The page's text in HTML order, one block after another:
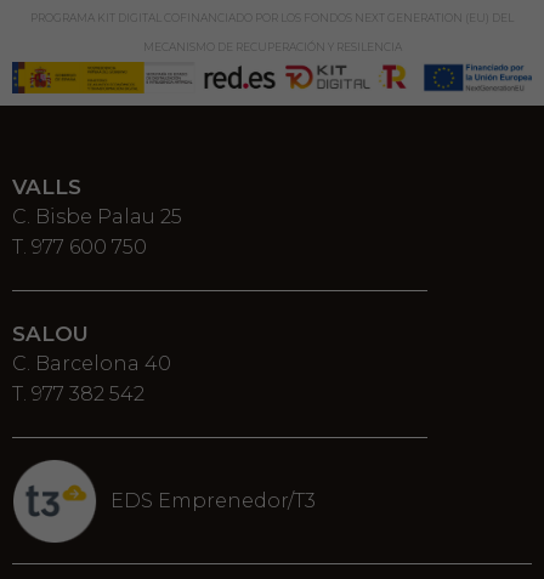
PROGRAMA KIT DIGITAL COFINANCIADO POR LOS FONDOS NEXT GENERATION (EU) DEL
MECANISMO DE RECUPERACIÓN Y RESILENCIA
VALLS
C. Bisbe Palau 25
T. 977 600 750
SALOU
C. Barcelona 40
T. 977 382 542
EDS Emprenedor/T3